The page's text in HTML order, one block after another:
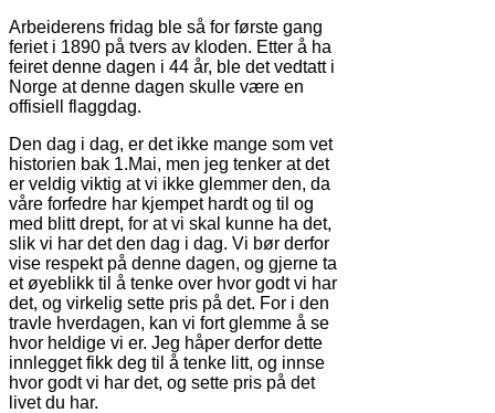
Arbeiderens fridag ble så for første gang
feriet i 1890 på tvers av kloden. Etter å ha
feiret denne dagen i 44 år, ble det vedtatt i
Norge at denne dagen skulle være en
offisiell flaggdag.
Den dag i dag, er det ikke mange som vet
historien bak 1.Mai, men jeg tenker at det
er veldig viktig at vi ikke glemmer den, da
våre forfedre har kjempet hardt og til og
med blitt drept, for at vi skal kunne ha det,
slik vi har det den dag i dag. Vi bør derfor
vise respekt på denne dagen, og gjerne ta
et øyeblikk til å tenke over hvor godt vi har
det, og virkelig sette pris på det. For i den
travle hverdagen, kan vi fort glemme å se
hvor heldige vi er. Jeg håper derfor dette
innlegget fikk deg til å tenke litt, og innse
hvor godt vi har det, og sette pris på det
livet du har.